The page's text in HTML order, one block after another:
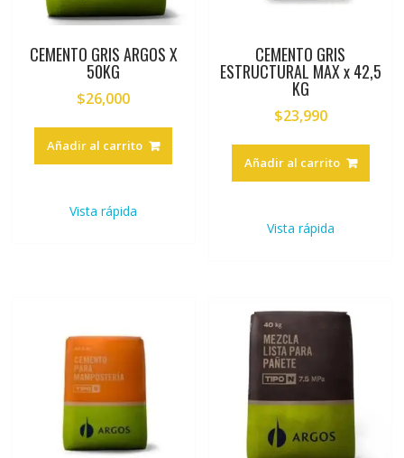
CEMENTO GRIS ARGOS X
50KG
$26,000
Añadir al carrito
Vista rápida
CEMENTO GRIS
ESTRUCTURAL MAX x 42,5
KG
$23,990
Añadir al carrito
Vista rápida